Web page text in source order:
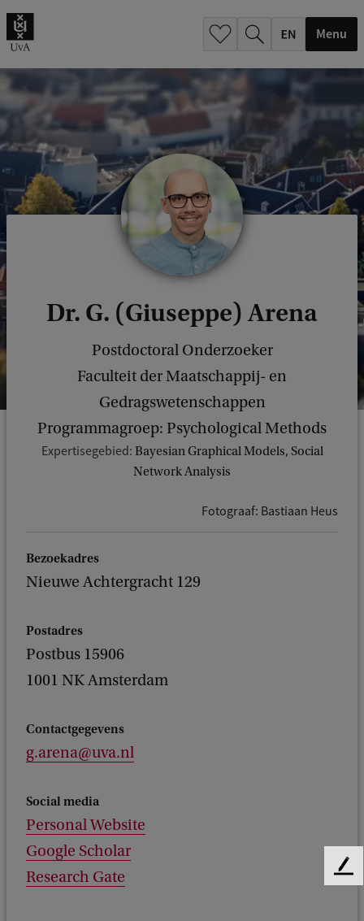
Menu
Dr. G. (Giuseppe) Arena
Postdoctoral Onderzoeker
Faculteit der Maatschappij- en
Gedragswetenschappen
Programmagroep: Psychological Methods
Expertisegebied: Bayesian Graphical Models, Social
Network Analysis
Fotograaf: Bastiaan Heus
Bezoekadres
Nieuwe Achtergracht 129
Postadres
Postbus 15906
1001 NK Amsterdam
Contactgegevens
g.arena@uva.nl
Social media
Personal Website
Google Scholar
Research Gate
F